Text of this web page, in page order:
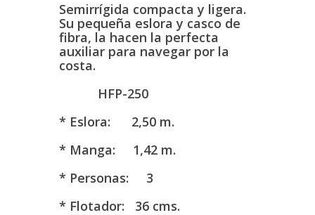
Semirrígida compacta y ligera.
Su pequeña eslora y casco de
fibra, la hacen la perfecta
auxiliar para navegar por la
costa.
HFP-250
* Eslora: 2,50 m.
* Manga: 1,42 m.
* Personas: 3
* Flotador: 36 cms.